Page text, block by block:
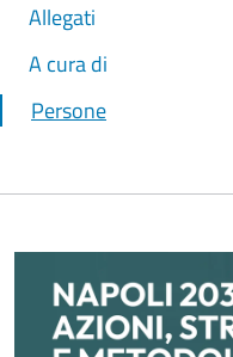
Allegati
A cura di
Persone